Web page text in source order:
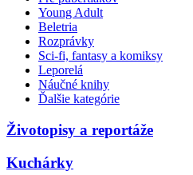
Young Adult
Beletria
Rozprávky
Sci-fi, fantasy a komiksy
Leporelá
Náučné knihy
Ďalšie kategórie
Životopisy a reportáže
Kuchárky